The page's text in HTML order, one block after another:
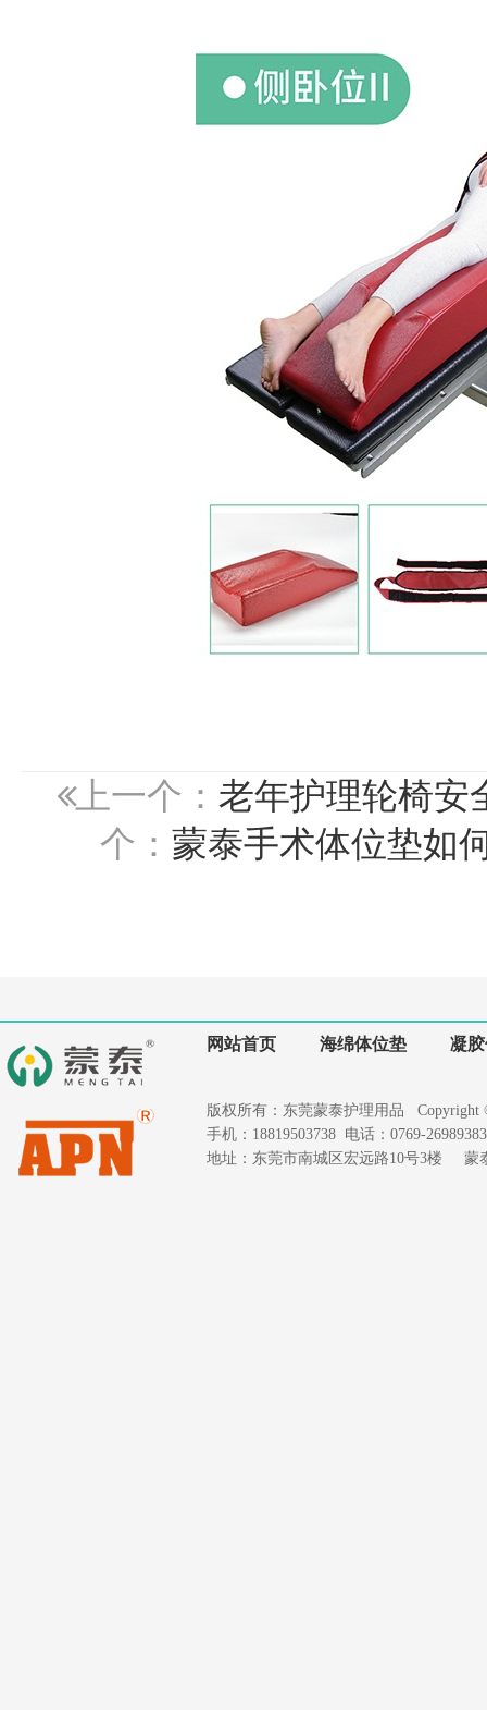
上一个： 老年护理轮椅安
个： 蒙泰手术体位垫如
网站首页 海绵体位垫 凝
版权所有：东莞蒙泰护理用品 Copyright
手机：18819503738 电话：0769-
地址：东莞市南城区宏远路10号3楼